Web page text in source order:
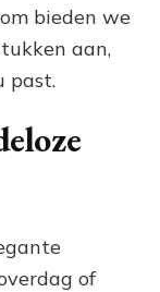
bieden we
aan,
past.
of